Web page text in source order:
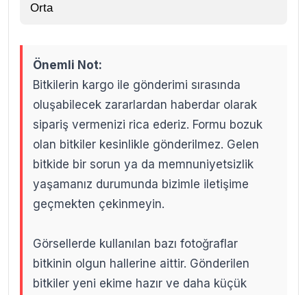
Orta
Önemli Not:
Bitkilerin kargo ile gönderimi sırasında
oluşabilecek zararlardan haberdar olarak
sipariş vermenizi rica ederiz. Formu bozuk
olan bitkiler kesinlikle gönderilmez. Gelen
bitkide bir sorun ya da memnuniyetsizlik
yaşamanız durumunda bizimle iletişime
geçmekten çekinmeyin.
Görsellerde kullanılan bazı fotoğraflar
bitkinin olgun hallerine aittir. Gönderilen
bitkiler yeni ekime hazır ve daha küçük